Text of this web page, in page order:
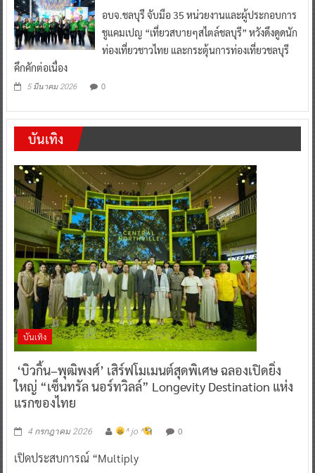
อบจ.ชลบุรี จับมือ 35 หน่วยงานและผู้ประกอบการ
ชูแคมเปญ “เที่ยวสบายๆสไตล์ชลบุรี” หวังดึงดูดนัก
ท่องเที่ยวชาวไทย และกระตุ้นการท่องเที่ยวชลบุรี
คึกคักต่อเนื่อง
5 มีนาคม 2026 0
บันเทิง
บันเทิง
‘บิวกิ้น–พุฒิพงศ์’ เสิร์ฟโมเมนต์สุดพิเศษ ฉลองเปิดยิ่ง
ใหญ่ “เซ็นทรัล นอร์ทวิลล์” Longevity Destination แห่ง
แรกของไทย
4 กรกฎาคม 2026 ^ jo ^ 0
เปิดประสบการณ์ “Multiply